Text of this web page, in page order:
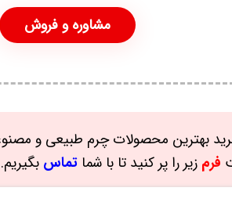
مشاوره و فروش
بهترین محصولات چرم طبیعی و
فرم زیر را پر کنید تا با شما تماس بگیریم.